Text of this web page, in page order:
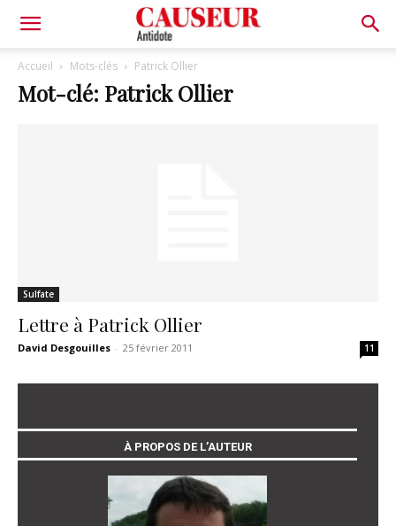
Antidote
Accueil Mots-clés Patrick Ollier
Mot-clé: Patrick Ollier
Sulfate
Lettre à Patrick Ollier
David Desgouilles - 25 février 2011 11
À PROPOS DE L’AUTEUR